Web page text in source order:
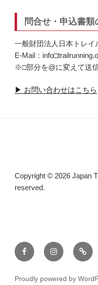
問合せ・申込書類
一般財団法人日本トレイ
E-Mail：
※□部分を@に変えて送
▶ お問い合わせはこちら
Copyright © 2026 Japan
reserved.
FacebookInstagram
Proudly powered by